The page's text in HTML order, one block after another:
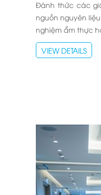
Đánh thức các
nguồn nguyên
nghiệm ẩm thực
VIEW DETAILS